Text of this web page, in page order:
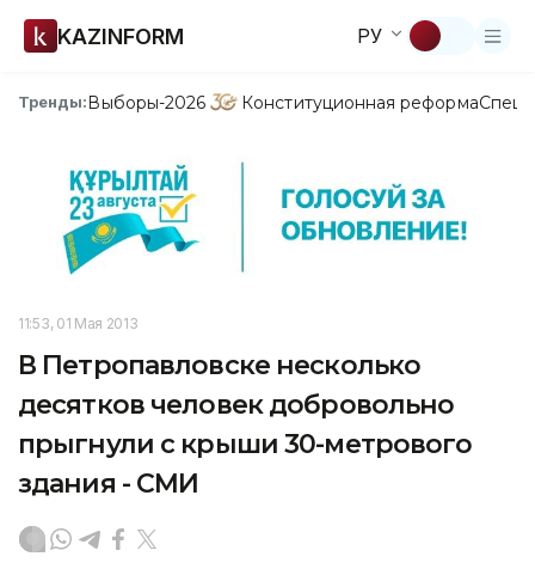
KAZINFORM РУ
Тренды:Выборы-2026 Конституционная реформа
11:53, 01 Мая 2013
В Петропавловске несколько
десятков человек добровольно
прыгнули с крыши 30-метрового
здания - СМИ